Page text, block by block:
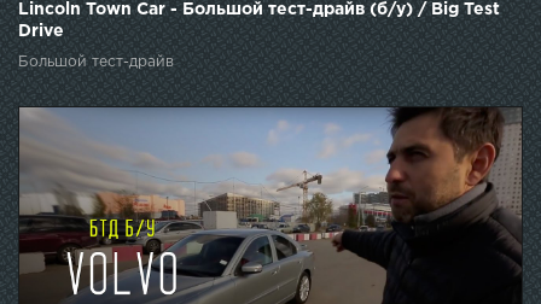
Lincoln Town Car - Большой тест-драйв (б/у) / Big Test
Drive
Большой тест-драйв